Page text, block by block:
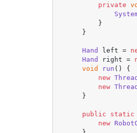
private
        }
    }
Hand left =
Hand
right =
void
run ( ) {
new Thread
new Thread
    }
public static
new